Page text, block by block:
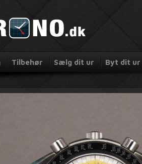
Tilbehør Sælg dit ur Byt dit ur